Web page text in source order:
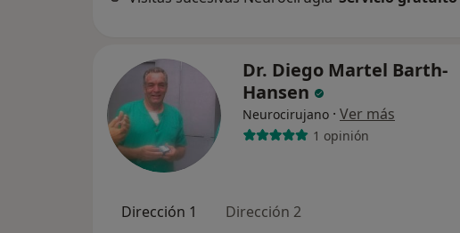
Dr. Diego Martel Barth-
Hansen
Neurocirujano · Ver más
1 opinión
Dirección 1 Dirección 2